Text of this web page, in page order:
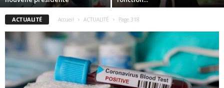
ACTUALITÉ Accueil ACTUALITÉ Page 318